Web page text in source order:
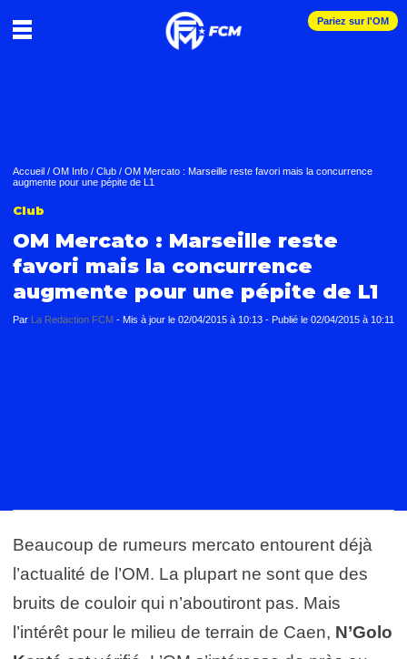
Pariez sur l'OM
Accueil / OM Info / Club / OM Mercato : Marseille reste favori mais la concurrence
augmente pour une pépite de L1
Club
OM Mercato : Marseille reste
favori mais la concurrence
augmente pour une pépite de L1
Par La Redaction FCM - Mis à jour le 02/04/2015 à 10:13 - Publié le 02/04/2015 à 10:11
Beaucoup de rumeurs mercato entourent déjà
l’actualité de l’OM. La plupart ne sont que des
bruits de couloir qui n’aboutiront pas. Mais
l’intérêt pour le milieu de terrain de Caen, N’Golo